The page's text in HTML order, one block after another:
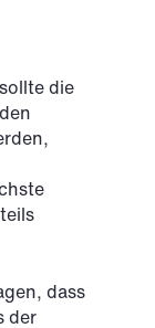
die
dass
der